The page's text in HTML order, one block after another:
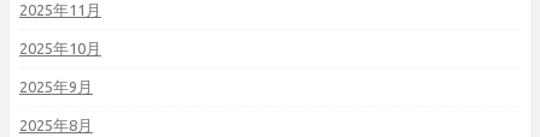
2025年11月
2025年10月
2025年9月
2025年8月